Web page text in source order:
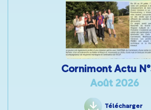
Cornimont Actu
Août 2026
Télécharger